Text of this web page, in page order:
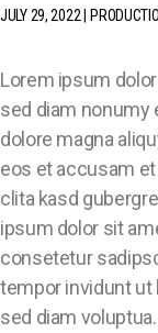
JULY 29, 2022
Lorem ipsum
sed diam nonumy
dolore magna
eos et accusam
clita kasd
ipsum dolor sit
consetetur
tempor invidunt ut
sed diam